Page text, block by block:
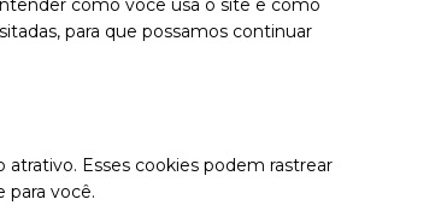
como você usa o site e como
para que possamos continuar
Esses cookies podem rastrear
para você.